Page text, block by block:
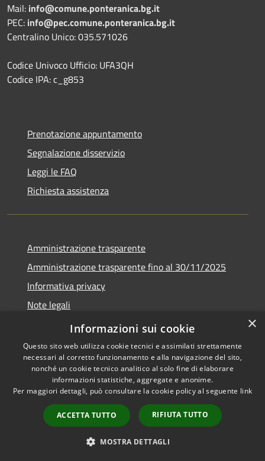
Mail: info@comune.ponteranica.bg.it
PEC: info@pec.comune.ponteranica.bg.it
Centralino Unico: 035.571026
Codice Univoco Ufficio: UFA3QH
Codice IPA: c_g853
Prenotazione appuntamento
Segnalazione disservizio
Leggi le FAQ
Richiesta assistenza
Amministrazione trasparente
Amministrazione trasparente fino al 30/11/2025
Informativa privacy
Note legali
Dichiarazione di accessibilità
Accessibilità
Copyright © 2026 • Comune di
Ponteranica • Powered by
Municipium•
Accesso
redazione
×
Informazioni sui cookie
Questo sito web utilizza cookie tecnici e assimilati strettamente
necessari al corretto funzionamento e alla navigazione del sito,
nonché un cookie tecnico analitico al solo fine di elaborare
informazioni statistiche, aggregate e anonime.
Per maggiori dettagli, può consultare la cookie policy al seguente link
ACCETTA TUTTO RIFIUTA TUTTO
MOSTRA DETTAGLI